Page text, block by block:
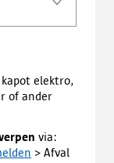
elektro,
of ander
via:
> Afval